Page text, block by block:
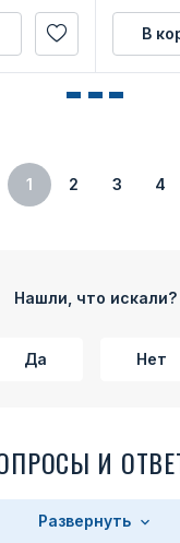
В
1 2 3 4
Нашли, что искали?
Да Нет
И
Развернуть